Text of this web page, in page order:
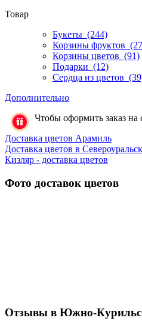
Товар
Букеты (244)
Корзины фруктов
Корзины цветов (91)
Подарки (12)
Сердца из цветов
Дополнительно
Чтобы оформить заказ на
Доставка цветов Арамиль
Доставка цветов в
Кизляр - доставка цветов
Фото доставок цветов
Отзывы в Южно-